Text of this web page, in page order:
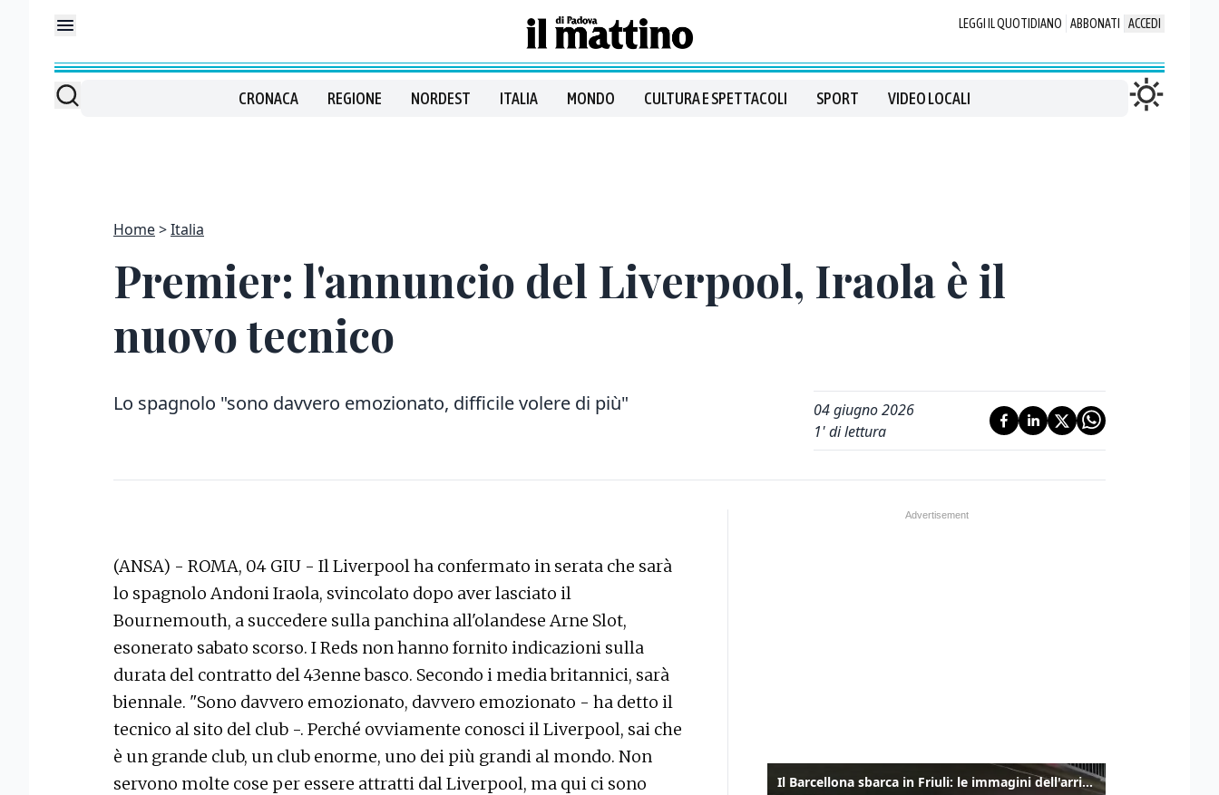
LEGGI IL QUOTIDIANO ABBONATI ACCEDI
CRONACA REGIONE NORDEST ITALIA MONDO CULTURA E SPETTACOLI SPORT VIDEO LOCALI
Home Italia
Premier: l'annuncio del Liverpool, Iraola è il
nuovo tecnico
Lo spagnolo "sono davvero emozionato, difficile volere di più"
04 giugno 2026
1' di lettura
(ANSA) - ROMA, 04 GIU - Il Liverpool ha confermato in serata che sarà
lo spagnolo Andoni Iraola, svincolato dopo aver lasciato il
Bournemouth, a succedere sulla panchina all'olandese Arne Slot,
esonerato sabato scorso. I Reds non hanno fornito indicazioni sulla
durata del contratto del 43enne basco. Secondo i media britannici, sarà
biennale. "Sono davvero emozionato, davvero emozionato - ha detto il
tecnico al sito del club -. Perché ovviamente conosci il Liverpool, sai che
è un grande club, un club enorme, uno dei più grandi al mondo. Non
servono molte cose per essere attratti dal Liverpool, ma qui ci sono
Il Barcellona sbarca in Friuli: le immagini dell'arrivo in albergo